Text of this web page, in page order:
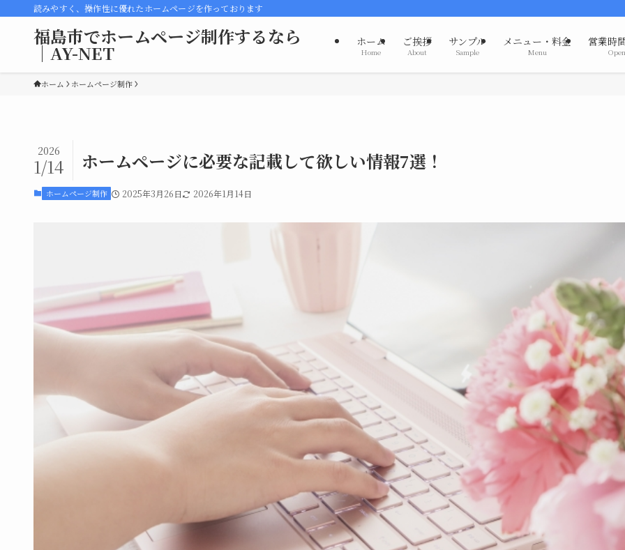
読みやすく、操作性に優れたホームページを作っております
福島市でホームページ制作するなら
｜AY-NET ホーム
Home
ご挨拶
About
サンプル
Sample
メニュー・料金
Menu
営業時
ホーム ホームページ制作
ホームページに必要な記載して欲しい情報7選！
2026
1/14
ホームページ制作 2025年3月26日 2026年1月14日